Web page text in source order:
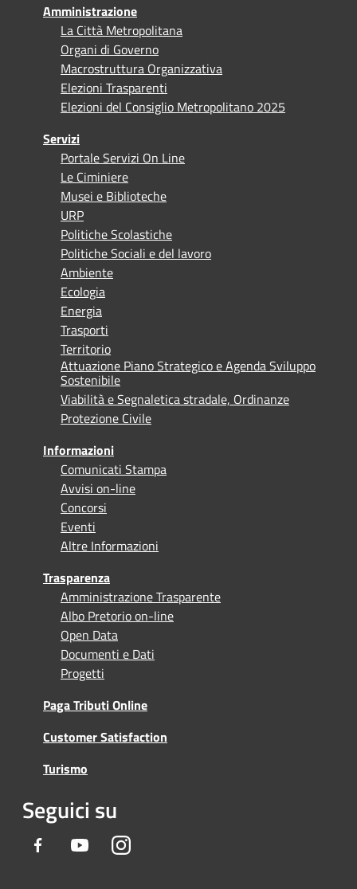
Amministrazione
La Città Metropolitana
Organi di Governo
Macrostruttura Organizzativa
Elezioni Trasparenti
Elezioni del Consiglio Metropolitano 2025
Servizi
Portale Servizi On Line
Le Ciminiere
Musei e Biblioteche
URP
Politiche Scolastiche
Politiche Sociali e del lavoro
Ambiente
Ecologia
Energia
Trasporti
Territorio
Attuazione Piano Strategico e Agenda Sviluppo
Sostenibile
Viabilità e Segnaletica stradale, Ordinanze
Protezione Civile
Informazioni
Comunicati Stampa
Avvisi on-line
Concorsi
Eventi
Altre Informazioni
Trasparenza
Amministrazione Trasparente
Albo Pretorio on-line
Open Data
Documenti e Dati
Progetti
Paga Tributi Online
Customer Satisfaction
Turismo
Seguici su
Facebook YoutubeInstagram